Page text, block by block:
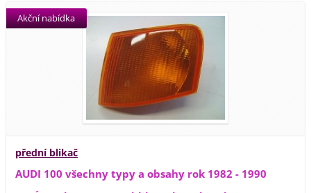
přední blikač
Akční nabídka
AUDI 100 všechny typy a obsahy rok 1982 - 1990